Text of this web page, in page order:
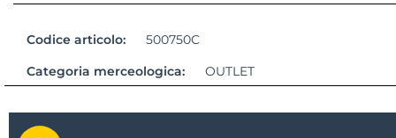
Codice articolo:
500750C
Categoria merceologica:
OUTLET